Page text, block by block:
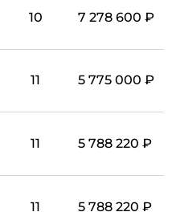
10 7 278 600 ₽
11 5 775 000 ₽
11 5 788 220 ₽
11 5 788 220 ₽